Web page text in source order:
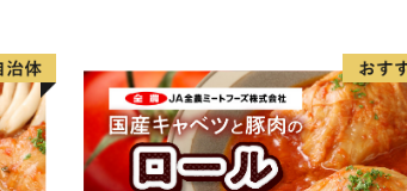
お届け先・お届け時期等についての問合せ先
cal.co.jp
FAX：096-245-6158